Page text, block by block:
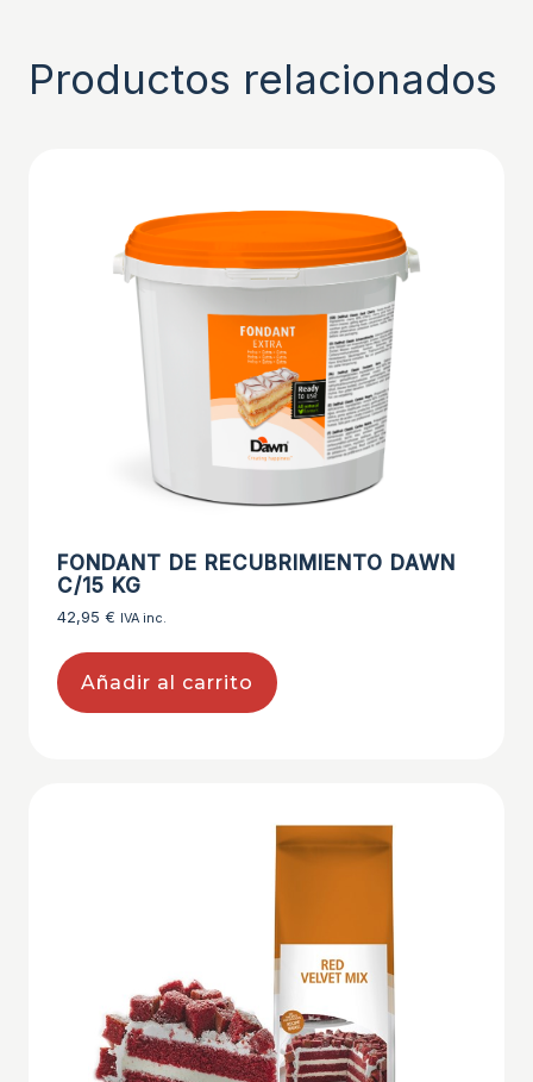
Productos relacionados
FONDANT DE RECUBRIMIENTO DAWN
C/15 KG
42,95 € IVA inc.
Añadir al carrito